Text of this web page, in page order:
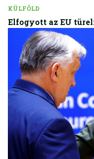
KÜLFÖLD
Elfogyott az EU